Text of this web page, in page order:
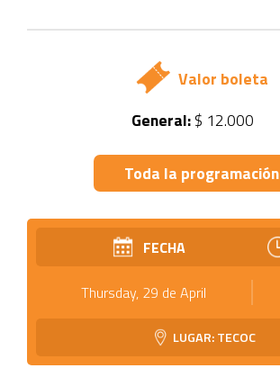
Valor boleta
General:$ 12.000
Toda la programación
FECHA
Thursday, 29 de April
LUGAR: TECOC